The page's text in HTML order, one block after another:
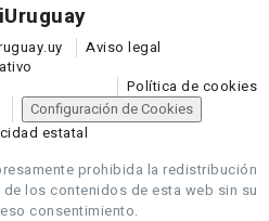
Uruguay
Aviso legal
Política de cookies
Configuración de Cookies
estatal
prohibida la redistribución
los contenidos de esta web sin su
consentimiento.